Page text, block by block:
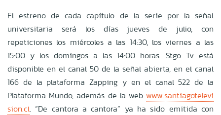
El estreno de cada capítulo de la serie por la señal
universitaria será los días jueves de julio, con
repeticiones los miércoles a las 14:30, los viernes a las
15:00 y los domingos a las 14:00 horas. Stgo Tv está
disponible en el canal 50 de la señal abierta, en el canal
166 de la plataforma Zapping y en el canal 522 de la
Plataforma Mundo, además de la web www.santiagotelevi
sion.cl. “De cantora a cantora” ya ha sido emitida con